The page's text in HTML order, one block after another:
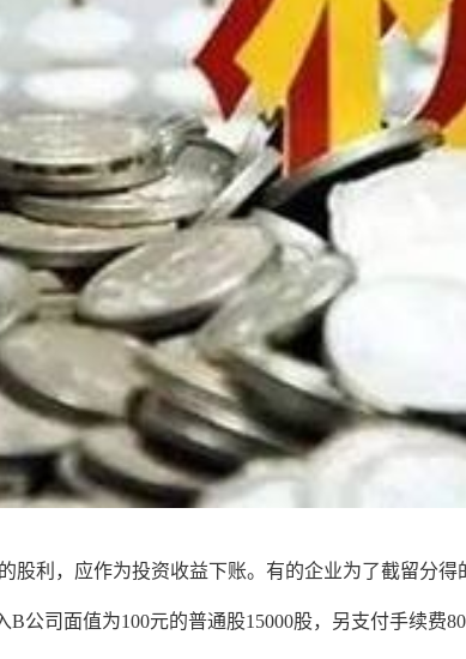
股利，应作为投资收益下账。有的企业为了截留分得
B公司面值为100元的普通股15000股，另支付手续